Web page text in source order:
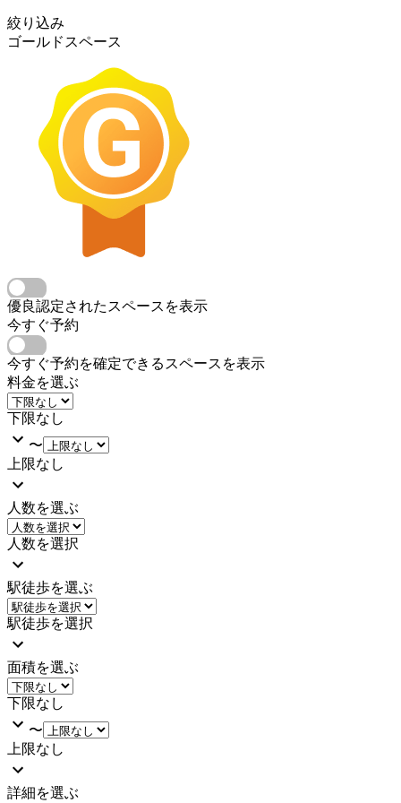
絞り込み
ゴールドスペース
優良認定されたスペースを表示
今すぐ予約
今すぐ予約を確定できるスペースを表示
料金を選ぶ
下限なし
〜
上限なし
人数を選ぶ
人数を選択
駅徒歩を選ぶ
駅徒歩を選択
面積を選ぶ
下限なし
〜
上限なし
詳細を選ぶ